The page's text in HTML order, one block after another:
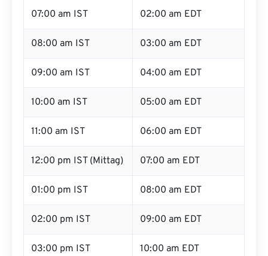
07:00 am IST 02:00 am EDT
08:00 am IST 03:00 am EDT
09:00 am IST 04:00 am EDT
10:00 am IST 05:00 am EDT
11:00 am IST 06:00 am EDT
12:00 pm IST (Mittag) 07:00 am EDT
01:00 pm IST 08:00 am EDT
02:00 pm IST 09:00 am EDT
03:00 pm IST 10:00 am EDT